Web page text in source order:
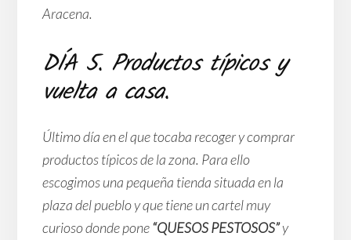
Aracena.
DÍA 5. Productos típicos y
vuelta a casa.
Último día en el que tocaba recoger y comprar
productos típicos de la zona. Para ello
escogimos una pequeña tienda situada en la
plaza del pueblo y que tiene un cartel muy
curioso donde pone “QUESOS PESTOSOS”y